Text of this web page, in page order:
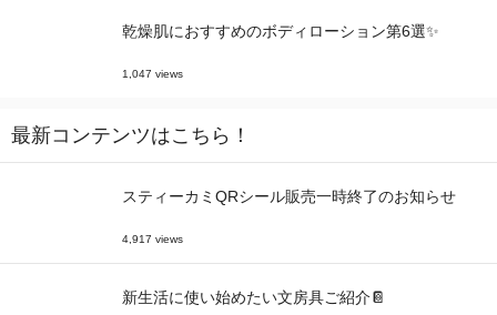
乾燥肌におすすめのボディローション第6選✨
1,047 views
最新コンテンツはこちら！
スティーカミQRシール販売一時終了のお知らせ
4,917 views
新生活に使い始めたい文房具ご紹介📔